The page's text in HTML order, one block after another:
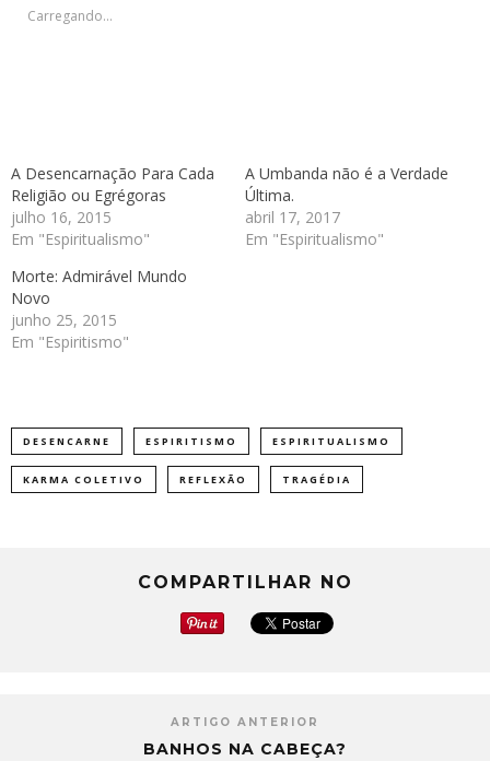
janela) janela)
Carregando...
A Desencarnação Para Cada
Religião ou Egrégoras
julho 16, 2015
Em "Espiritualismo"
A Umbanda não é a Verdade
Última.
abril 17, 2017
Em "Espiritualismo"
Morte: Admirável Mundo
Novo
junho 25, 2015
Em "Espiritismo"
DESENCARNE ESPIRITISMO ESPIRITUALISMO
KARMA COLETIVO REFLEXÃO TRAGÉDIA
COMPARTILHAR NO
ARTIGO ANTERIOR
BANHOS NA CABEÇA?